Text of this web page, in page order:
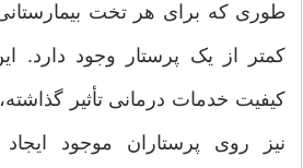
طوری که برای هر تخت بیمارستانی
کمتر از یک پرستار وجود دارد.
کیفیت خدمات درمانی تأثیر
نیز روی پرستاران موجود